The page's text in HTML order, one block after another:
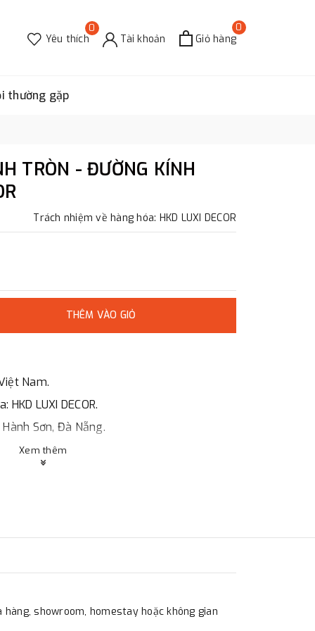
0
Yêu thích Tài khoản
0
Giỏ hàng
thường gặp
TRÒN - ĐƯỜNG KÍNH
Trách nhiệm về hàng hóa: HKD LUXI DECOR
THÊM VÀO GIỎ
Nam.
LUXI DECOR.
Sơn, Đà Nẵng.
Xem thêm
showroom, homestay hoặc không gian